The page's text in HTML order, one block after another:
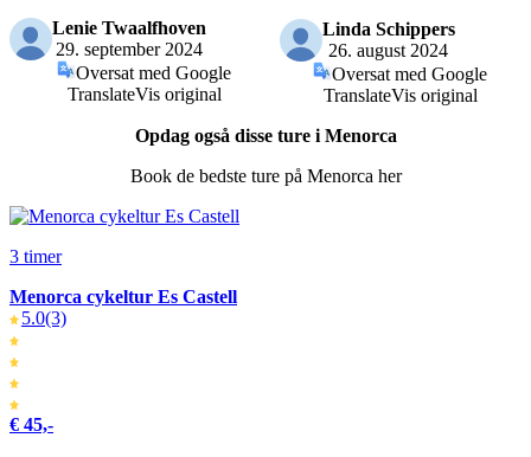
Lenie Twaalfhoven
29. september 2024
Oversat med Google
TranslateVis original
Linda Schippers
26. august 2024
Oversat med Google
TranslateVis original
Opdag også disse ture i Menorca
Book de bedste ture på Menorca her
3 timer
Menorca cykeltur Es Castell
5.0(3)
€ 45,-